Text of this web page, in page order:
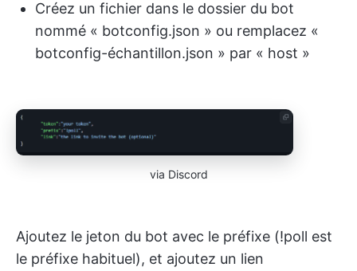
Créez un fichier dans le dossier du bot
nommé « botconfig.json » ou remplacez «
botconfig-échantillon.json » par « host »
via Discord
Ajoutez le jeton du bot avec le préfixe (!poll est
le préfixe habituel), et ajoutez un lien